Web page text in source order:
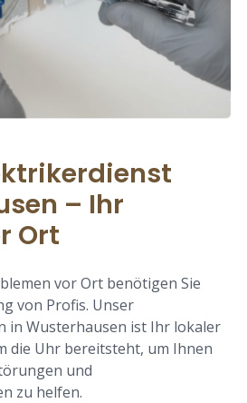
– Ihr
Ort
vor Ort benötigen Sie
von Profis. Unser
in Wusterhausen ist Ihr lokaler
die Uhr bereitsteht, um Ihnen
und
zu helfen.